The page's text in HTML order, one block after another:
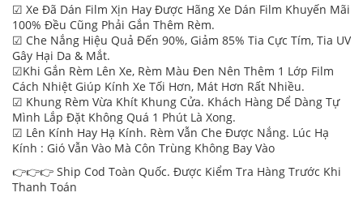
☑ Xe Đã Dán Film Xịn Hay Được Hãng Xe Dán Film Khuyến Mãi
100% Đều Cũng Phải Gắn Thêm Rèm.
☑ Che Nắng Hiệu Quả Đến 90%, Giảm 85% Tia Cực Tím, Tia UV
Gây Hại Da & Mắt.
☑Khi Gắn Rèm Lên Xe, Rèm Màu Đen Nên Thêm 1 Lớp Film
Cách Nhiệt Giúp Kính Xe Tối Hơn, Mát Hơn Rất Nhiều.
☑ Khung Rèm Vừa Khít Khung Cửa. Khách Hàng Dể Dàng Tự
Mình Lắp Đặt Không Quá 1 Phút Là Xong.
☑ Lên Kính Hay Hạ Kính. Rèm Vẫn Che Được Nắng. Lúc Hạ
Kính : Gió Vẫn Vào Mà Côn Trùng Không Bay Vào
👉👉👉 Ship Cod Toàn Quốc. Được Kiểm Tra Hàng Trước Khi
Thanh Toán